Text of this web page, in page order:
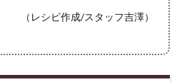
（レシピ作成/スタッフ吉澤）